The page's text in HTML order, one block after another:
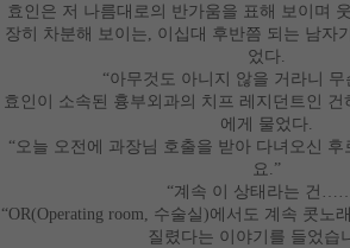
효인은 저 나름대로의 반가움을 표해 보이며
장히 차분해 보이는, 이십대 후반쯤 되는 남자
었다.
“아무것도 아니지 않을 거라니 무
효인이 소속된 흉부외과의 치프 레지던트인 건
에게 물었다.
“오늘 오전에 과장님 호출을 받아 다녀오신
요 .”
“계속 이 상태라는 건
“OR(Operating room, 수술실 )에서도 계속 콧노
질렸다는 이야기를 들었습